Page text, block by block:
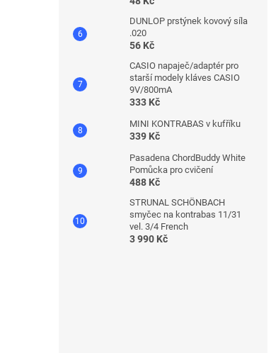
DUNLOP prstýnek kovový síla
.020
56 Kč
CASIO napaječ/adaptér pro
starší modely kláves CASIO
9V/800mA
333 Kč
MINI KONTRABAS v kufříku
339 Kč
Pasadena ChordBuddy White
Pomůcka pro cvičení
488 Kč
STRUNAL SCHÖNBACH
smyčec na kontrabas 11/31
vel. 3/4 French
3 990 Kč